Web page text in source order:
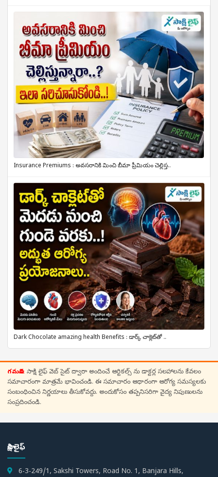
Insurance Premiums : అవసరానికి మించి బీమా ప్రీమియం చెల్లిస్త..
Dark Chocolate amazing health Benefits : డార్క్ చాక్లెట్‌తో ..
గమనిక: సాక్షి లైఫ్ వెబ్ సైట్ ద్వారా అందించే ఆర్టికల్స్ ను డాక్టర్ల సలహాలను కేవలం
సమాచారంగా మాత్రమే భావించండి. ఈ సమాచారం ఆధారంగా ఆరోగ్య సమస్యలకు
సంబంధించిన నిర్ణయాలు తీసుకోవద్దు. అందుకోసం తప్పనిసరిగా వైద్య నిపుణులను
సంప్రదించండి.
సాక్షి లైఫ్
6-3-249/1, Sakshi Towers, Road No. 1, Banjara Hills,